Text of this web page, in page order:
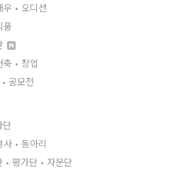
우 • 오디션
품
축 • 창업
공모전
단
사 • 동아리
• 평가단 • 자문단